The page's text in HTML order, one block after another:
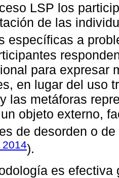
LSP los
de las
específicas a
para expresar
en lugar del uso
las metáforas
objeto externo,
de desorden o
2014).
es